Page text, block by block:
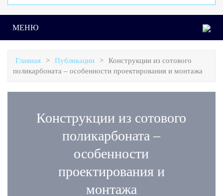
МЕНЮ
Главная > Публикации >
Конструкции из сотового
поликарбоната – особенности проектирования и монтажа
Конструкции из сотового
поликарбоната –
особенности
проектирования и
монтажа